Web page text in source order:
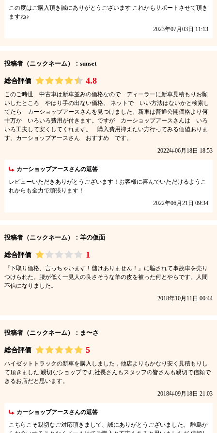
この度はご購入頂き誠にありがとうございます これかもサポートさせて頂き
ますね♪
2023年07月03日 11:13
投稿者（ニックネーム）：sunset
総合評価 4.8
このご時世 中古車は新車並みの価格なので ディーラーに新車見積もりお願
いしたところ やはり手の出ない価格。 ネットで いい方法はないかと検索し
てたら カーショップアースさんを見つけました。新車は普通公開価格より何
十万か いろいろ費用が付きます。ですが カーショップアースさんは いろ
いろ工夫して安くしてくれます。 購入費用抑えたい方行ってみる価値ありま
す。カーショップアースさん おすすめ です。
2022年06月18日 18:53
カーショップアースさんの返答
レビューいただきありがとうございます！お客様に喜んでいただけるようこ
れからも全力で頑張ります！
2022年06月21日 09:34
投稿者（ニックネーム）：羊の仮面
総合評価 1
『下取り価格、言っちゃいます！儲けありません！』に騙されて事故車を売り
つけられた。腰が低く一見人の良さそうな羊の皮を被った何とやらです。人間
不信になりました。
2018年10月11日 00:44
投稿者（ニックネーム）：ま〜さ
総合評価 5
ハイゼットトラックの新車を購入しました，他店よりもかなり安く見積もりし
て頂きました,親切なショップです,社長さんもスタッフの皆さんも親切で信頼で
きるお店だと思います。
2018年09月18日 21:03
カーショップアースさんの返答
こちらこそ親切なご対応頂きまして、誠にありがとうございました。 離島か